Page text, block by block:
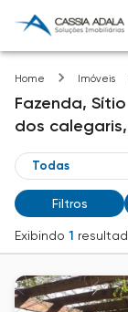
Home Imóveis
Fazenda,
dos calegaris,
Filtros
Exibindo 1